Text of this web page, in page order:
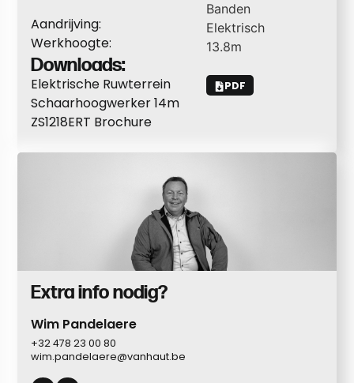
Banden
Aandrijving: Elektrisch
Werkhoogte: 13.8m
Downloads:
Elektrische Ruwterrein
Schaarhoogwerker 14m
ZS1218ERT Brochure
PDF
Extra info nodig?
Wim Pandelaere
+32 478 23 00 80
wim.pandelaere@vanhaut.be